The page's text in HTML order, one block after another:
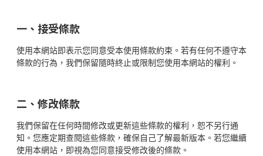
一、接受條款
使用本網站即表示您同意受本使用條款約束。若有任何不遵守本
條款的行為，我們保留隨時終止或限制您使用本網站的權利。
二、修改條款
我們保留在任何時間修改或更新這些條款的權利，恕不另行通
知。您應定期查閱這些條款，確保自己了解最新版本。若您繼續
使用本網站，即視為您同意接受修改後的條款。